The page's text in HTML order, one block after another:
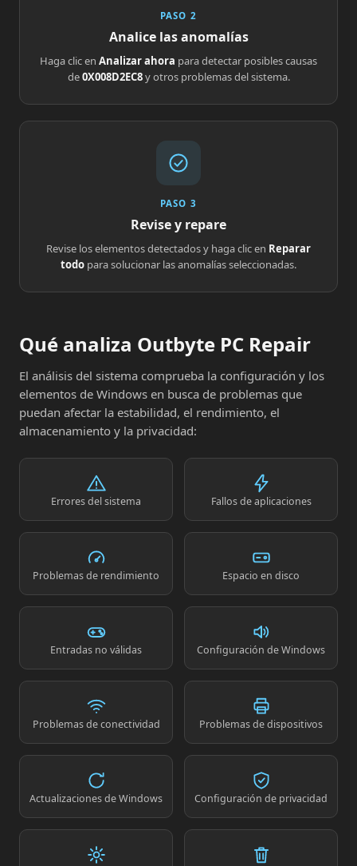
PASO 2
Analice las anomalías
Haga clic en Analizar ahora para detectar posibles causas
de0X008D2EC8y otros problemas del sistema.
PASO 3
Revise y repare
Revise los elementos detectados y haga clic en Reparar
todo para solucionar las anomalías seleccionadas.
Qué analiza Outbyte PC Repair
El análisis del sistema comprueba la configuración y los
elementos de Windows en busca de problemas que
puedan afectar la estabilidad, el rendimiento, el
almacenamiento y la privacidad:
Errores del sistema Fallos de aplicaciones
Problemas de rendimiento Espacio en disco
Entradas no válidas Configuración de Windows
Problemas de conectividad Problemas de dispositivos
Actualizaciones de Windows Configuración de privacidad